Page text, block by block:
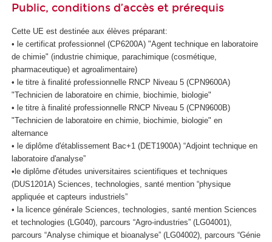
l
S
a
n
t
é
Public, conditions d’accès et prérequis
Cette UE est destinée aux élèves préparant:
• le certificat professionnel (CP6200A) "Agent technique en laboratoire
de chimie" (industrie chimique, parachimique (cosmétique,
pharmaceutique) et agroalimentaire)
• le titre à finalité professionnelle RNCP Niveau 5 (CPN9600A)
"Technicien de laboratoire en chimie, biochimie, biologie"
• le titre à finalité professionnelle RNCP Niveau 5 (CPN9600B)
"Technicien de laboratoire en chimie, biochimie, biologie" en
alternance
• le diplôme d'établissement Bac+1 (DET1900A) “Adjoint technique en
laboratoire d'analyse”
•le diplôme d'études universitaires scientifiques et techniques
(DUS1201A) Sciences, technologies, santé mention “physique
appliquée et capteurs industriels”
• la licence générale Sciences, technologies, santé mention Sciences
et technologies (LG040), parcours “Agro-industries” (LG04001),
parcours “Analyse chimique et bioanalyse” (LG04002), parcours “Génie